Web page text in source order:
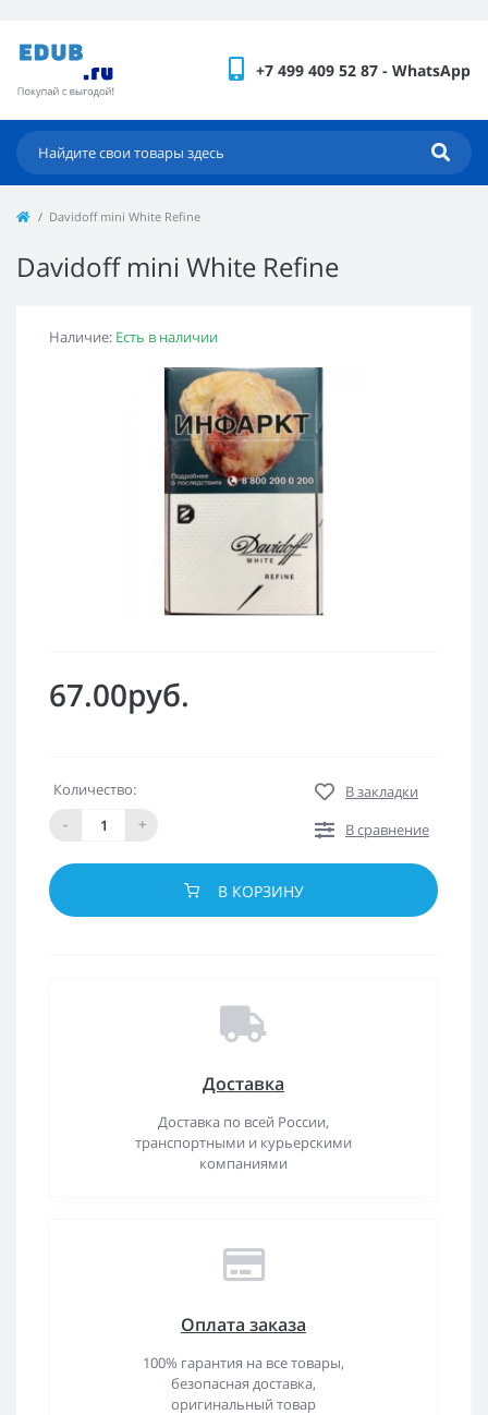
+7 499 409 52 87 - WhatsApp
Davidoff mini White Refine
Davidoff mini White Refine
Наличие: Есть в наличии
67.00руб.
Количество:
-
+
В закладки
В сравнение
В КОРЗИНУ
Доставка
Доставка по всей России,
транспортными и курьерскими
компаниями
Оплата заказа
100% гарантия на все товары,
безопасная доставка,
оригинальный товар